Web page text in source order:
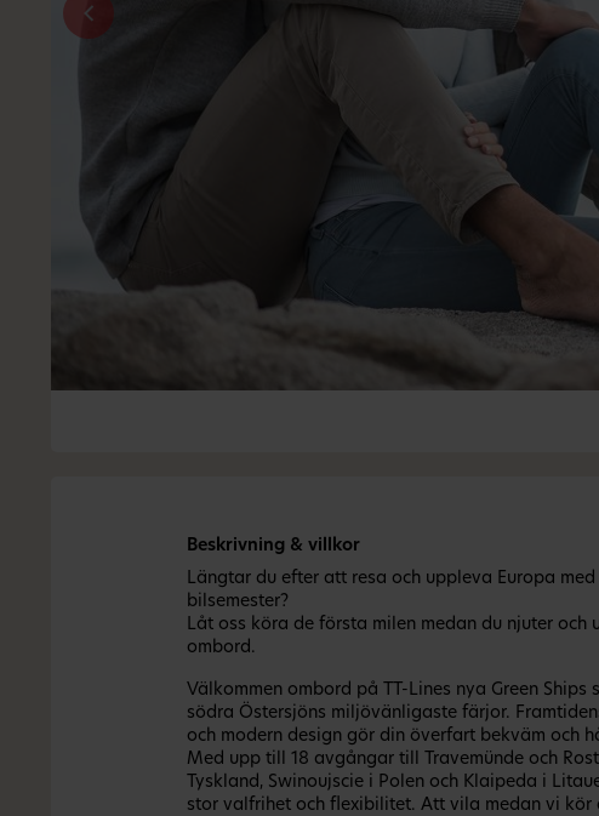
Beskrivning & villkor
Längtar du efter att resa och uppleva Europa med
bilsemester?
Låt oss köra de första milen medan du njuter och
ombord.
Välkommen ombord på TT-Lines nya Green Ships
södra Östersjöns miljövänligaste färjor.
och modern design gör din överfart bekväm och
Med upp till 18 avgångar till Travemünde och
Tyskland, Swinoujscie i Polen och Klaipeda i
stor valfrihet och flexibilitet. Att vila medan vi kör